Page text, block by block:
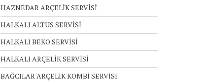
HAZNEDAR ARÇELİK SERVİSİ
HALKALI ALTUS SERVİSİ
HALKALI BEKO SERVİSİ
HALKALI ARÇELİK SERVİSİ
BAĞCILAR ARÇELİK KOMBİ SERVİSİ